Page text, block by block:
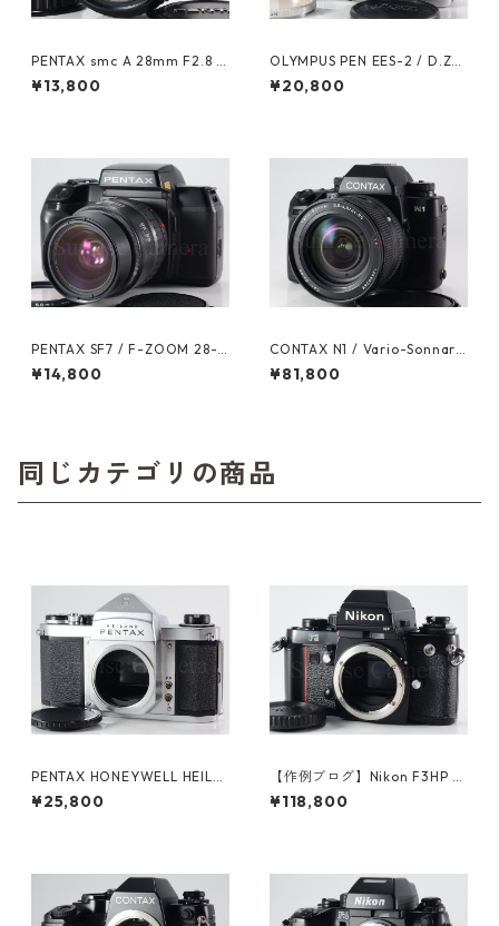
PENTAX smc A 28mm F2.8 K
マウント ペンタックス (6149
0)
¥13,800
OLYMPUS PEN EES-2 / D.Zui
ko 30mm F2.8 オーバーホー
ル済 オリンパス (60628)
¥20,800
PENTAX SF7 / F-ZOOM 28-8
0mm F3.5-4.5 ペンタックス
(61605)
¥14,800
CONTAX N1 / Vario-Sonnar
24-85mm F3.5-4.5 コンタッ
クス (61606)
¥81,800
同じカテゴリの商品
PENTAX HONEYWELL HEILA
ND H2 ペンタックス (61376)
¥25,800
【作例ブログ】Nikon F3HP ボ
ディ 後期191万番台 ニコン（6
1308）
¥118,800